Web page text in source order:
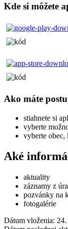
Kde si môžete
Ako máte
stiahnete si
vyberte
vyberte obec,
Aké
aktuality
záznamy z
pozvánky na
fotogalérie
Dátum vloženia: